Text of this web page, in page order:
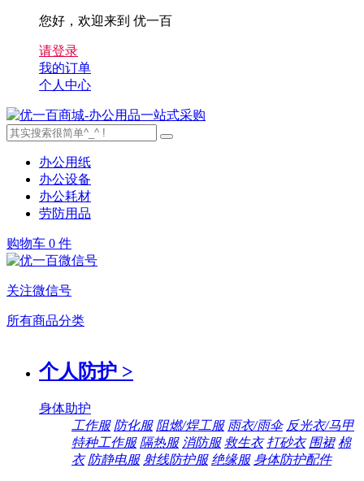
您好，欢迎来到 优一百
请登录
我的订单
个人中心
办公用纸
办公设备
办公耗材
劳防用品
购物车 0 件
关注微信号
所有商品分类
个人防护 >
身体助护
工作服 防化服 阻燃/焊工服 雨衣/雨伞 反光衣/马甲
特种工作服 隔热服 消防服 救生衣 打砂衣 围裙 棉
衣 防静电服 射线防护服 绝缘服 身体防护配件